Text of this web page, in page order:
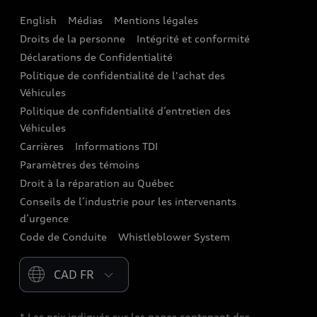
Audi connect
Assistance routière
Audi Care
Centres de carrosserie Audi
Garanties Audi et couverture
English Médias
Mentions légales
Droits de la personne
Intégrité et conformité
Déclarations de Confidentialité
Politique de confidentialité de l'achat des
Véhicules
Politique de confidentialité d’entretien des
Véhicules
Carrières
Informations TDI
Paramètres des témoins
Droit à la réparation au Québec
Conseils de l’industrie pour les intervenants
d’urgence
Code de Conduite
Whistleblower System
Please select country